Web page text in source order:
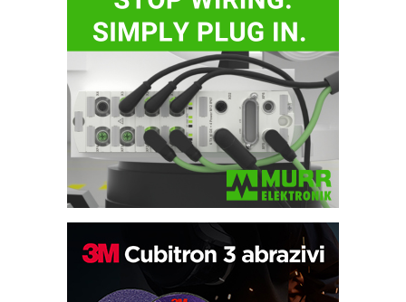
Bezbednost na prvom mestu!
IB BLUMENAUER - više od 40 godina
poverenja u industriji